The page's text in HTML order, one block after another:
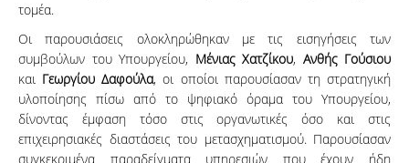
τομέα.
Οι παρουσιάσεις ολοκληρώθηκαν με τις εισηγήσεις των
συμβούλων του Υπουργείου, Μένιας Χατζίκου, Ανθής Γούσιου
και Γεωργίου Δαφούλα, οι οποίοι παρουσίασαν τη στρατηγική
υλοποίησης πίσω από το ψηφιακό όραμα του Υπουργείου,
δίνοντας έμφαση τόσο στις οργανωτικές όσο και στις
επιχειρησιακές διαστάσεις του μετασχηματισμού. Παρουσίασαν
συγκεκριμένα παραδείγματα υπηρεσιών που έχουν ήδη